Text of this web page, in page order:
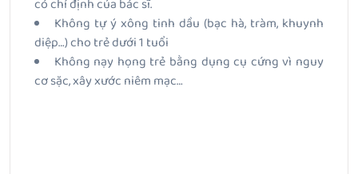
có chỉ định của bác sĩ.
Không tự ý xông tinh dầu (bạc hà, tràm, khuynh
diệp…) cho trẻ dưới 1 tuổi
Không nạy họng trẻ bằng dụng cụ cứng vì nguy
cơ sặc, xây xước niêm mạc…